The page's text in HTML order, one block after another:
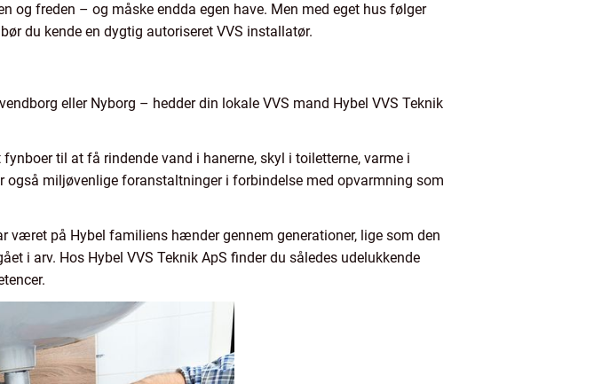
og freden – og måske endda egen have. Men med eget hus følger
du kende en dygtig autoriseret VVS installatør.
eller Nyborg – hedder din lokale VVS mand Hybel VVS Teknik
til at få rindende vand i hanerne, skyl i toiletterne, varme i
miljøvenlige foranstaltninger i forbindelse med opvarmning som
været på Hybel familiens hænder gennem generationer, lige som den
i arv. Hos Hybel VVS Teknik ApS finder du således udelukkende